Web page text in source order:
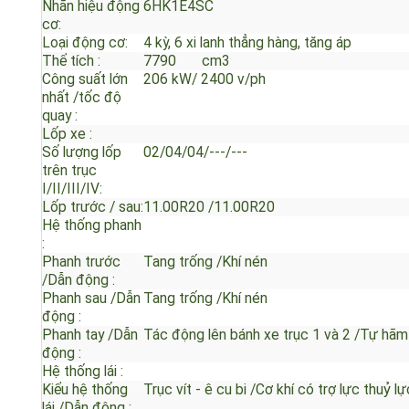
Động cơ :
Nhãn hiệu động
cơ:
6HK1E4SC
Loại động cơ:
Thể tích :
Công suất lớn
nhất /tốc độ
quay :
Lốp xe :
Số lượng lốp
trên trục
I/II/III/IV:
02/04/04/---/---
Lốp trước / sau:11.00R20 /11.00R20
Hệ thống phanh
:
Phanh trước
/Dẫn động :
Phanh sau /Dẫn
động :
Phanh tay /Dẫn
Tác động lên bánh xe trục 1 và 2 /Tự